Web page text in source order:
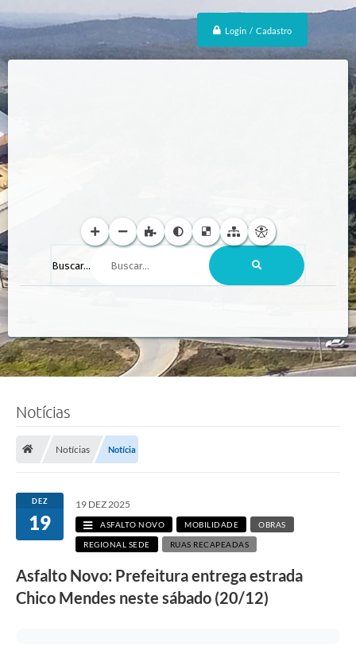
Login / Cadastro
Buscar...
Notícias
Notícias Notícia
DEZ
19
19 DEZ 2025
ASFALTO NOVO MOBILIDADE OBRAS
REGIONAL SEDE RUAS RECAPEADAS
Asfalto Novo: Prefeitura entrega estrada
Chico Mendes neste sábado (20/12)
r
d
o
i
a